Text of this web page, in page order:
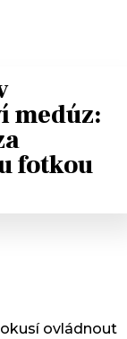
medúz:
fotkou
ovládnout